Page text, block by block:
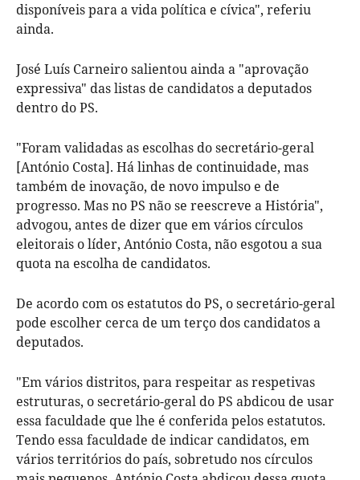
disponíveis para a vida política e cívica", referiu
ainda.
José Luís Carneiro salientou ainda a "aprovação
expressiva" das listas de candidatos a deputados
dentro do PS.
"Foram validadas as escolhas do secretário-geral
[António Costa]. Há linhas de continuidade, mas
também de inovação, de novo impulso e de
progresso. Mas no PS não se reescreve a História",
advogou, antes de dizer que em vários círculos
eleitorais o líder, António Costa, não esgotou a sua
quota na escolha de candidatos.
De acordo com os estatutos do PS, o secretário-geral
pode escolher cerca de um terço dos candidatos a
deputados.
"Em vários distritos, para respeitar as respetivas
estruturas, o secretário-geral do PS abdicou de usar
essa faculdade que lhe é conferida pelos estatutos.
Tendo essa faculdade de indicar candidatos, em
vários territórios do país, sobretudo nos círculos